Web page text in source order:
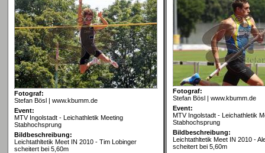
Fotograf:
Stefan Bösl | www.kbumm.de
Event:
MTV Ingolstadt - Leichathletik Meeting
Stabhochsprung
Bildbeschreibung:
Leichtathltetik Meet IN 2010 - Tim Lobinger
scheitert bei 5,60m
Fotograf:
Stefan Bösl | www.kbumm.de
Event:
MTV Ingolstadt - Leichathletik
Stabhochsprung
Bildbeschreibung:
Leichtathltetik Meet IN 2010 -
scheitert bei 5,60m